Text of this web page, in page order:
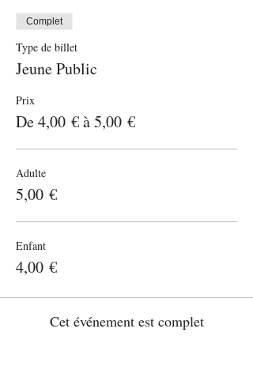
Complet
Type de billet
Jeune Public
Prix
De 4,00 € à 5,00 €
Adulte
5,00 €
Enfant
4,00 €
Cet événement est complet